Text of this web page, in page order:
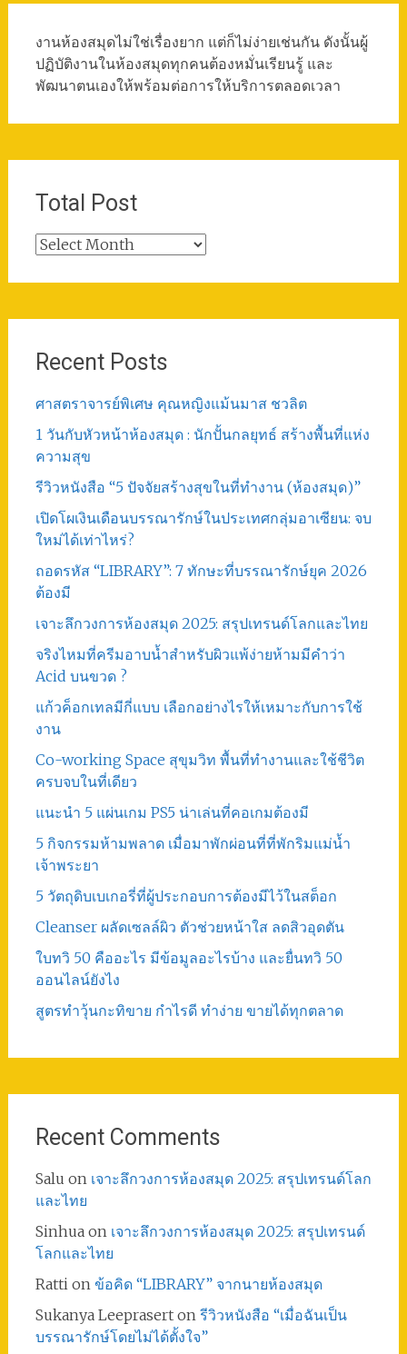
งานห้องสมุดไม่ใช่เรื่องยาก แต่ก็ไม่ง่ายเช่นกัน ดังนั้นผู้
ปฏิบัติงานในห้องสมุดทุกคนต้องหมั่นเรียนรู้ และ
พัฒนาตนเองให้พร้อมต่อการให้บริการตลอดเวลา
Total Post
Total
Recent Posts
ศาสตราจารย์พิเศษ คุณหญิงแม้นมาส ชวลิต
1 วันกับหัวหน้าห้องสมุด : นักปั้นกลยุทธ์ สร้างพื้นที่แห่ง
ความสุข
รีวิวหนังสือ “5 ปัจจัยสร้างสุขในที่ทำงาน (ห้องสมุด)”
เปิดโผเงินเดือนบรรณารักษ์ในประเทศกลุ่มอาเซียน: จบ
ใหม่ได้เท่าไหร่?
ถอดรหัส “LIBRARY”: 7 ทักษะที่บรรณารักษ์ยุค 2026
ต้องมี
เจาะลึกวงการห้องสมุด 2025: สรุปเทรนด์โลกและไทย
จริงไหมที่ครีมอาบน้ำสำหรับผิวแพ้ง่ายห้ามมีคำว่า
Acid บนขวด ?
แก้วค็อกเทลมีกี่แบบ เลือกอย่างไรให้เหมาะกับการใช้
งาน
Co-working Space สุขุมวิท พื้นที่ทำงานและใช้ชีวิต
ครบจบในที่เดียว
แนะนำ 5 แผ่นเกม PS5 น่าเล่นที่คอเกมต้องมี
5 กิจกรรมห้ามพลาด เมื่อมาพักผ่อนที่ที่พักริมแม่น้ำ
เจ้าพระยา
5 วัตถุดิบเบเกอรี่ที่ผู้ประกอบการต้องมีไว้ในสต็อก
Cleanser ผลัดเซลล์ผิว ตัวช่วยหน้าใส ลดสิวอุดตัน
ใบทวิ 50 คืออะไร มีข้อมูลอะไรบ้าง และยื่นทวิ 50
ออนไลน์ยังไง
สูตรทําวุ้นกะทิขาย กำไรดี ทำง่าย ขายได้ทุกตลาด
Recent Comments
Salu on เจาะลึกวงการห้องสมุด 2025: สรุปเทรนด์โลก
และไทย
Sinhuaon เจาะลึกวงการห้องสมุด 2025: สรุปเทรนด์
โลกและไทย
Ratti on ข้อคิด “LIBRARY” จากนายห้องสมุด
Sukanya Leepraserton รีวิวหนังสือ “เมื่อฉันเป็น
บรรณารักษ์โดยไม่ได้ตั้งใจ”